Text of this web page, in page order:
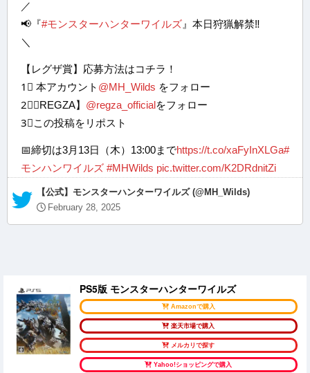
／
📢『#モンスターハンターワイルズ』本日狩猟解禁‼
＼
【レグザ賞】応募方法はコチラ！
1⃣ 本アカウント @MH_Wilds をフォロー
2⃣【REGZA】 @regza_officialをフォロー
3⃣この投稿をリポスト
📅締切は3月13日（木）13:00までhttps://t.co/xaFyInXLGa#
モンハンワイルズ #MHWilds pic.twitter.com/K2DRdnitZi
— 【公式】モンスターハンターワイルズ (@MH_Wilds)
February 28, 2025
PS5版 モンスターハンターワイルズ
Amazonで購入
楽天市場で購入
メルカリで探す
Yahoo!ショッピングで購入